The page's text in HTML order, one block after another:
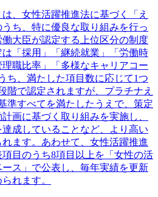
、女性活躍推進法に基づく「え
ち、特に優良な取り組みを行っ
大臣が認定する上位区分の制度
「採用」「継続就業」「労働時
職比率」「多様なキャリアコー
ち、満たした項目数に応じて1つ
階で認定されますが、プラチナえ
準すべてを満たしたうえで、策定
画に基づく取り組みを実施し、
成していることなど、より高い
ます。あわせて、女性活躍推進
目のうち8項目以上を「女性の活
ス」で公表し、毎年実績を更新
れます。